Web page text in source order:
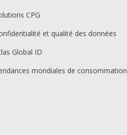
CPG
et qualité des données
Global ID
mondiales de consommation